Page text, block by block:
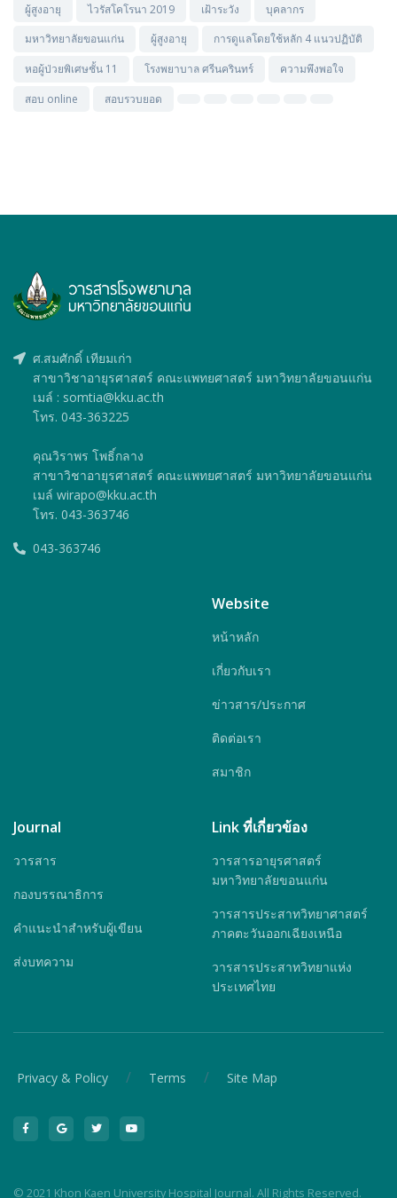
ผู้สูงอายุ ไวรัสโคโรนา 2019 เฝ้าระวัง
บุคลากร
มหาวิทยาลัยขอนแก่น
ผู้สูงอายุ
การดูแลโดยใช้หลัก 4 แนวปฏิบัติ
หอผู้ป่วยพิเศษชั้น 11
โรงพยาบาล ศรีนครินทร์
ความพึงพอใจ
สอบ online
สอบรวบยอด
ศ.สมศักดิ์ เทียมเก่า
สาขาวิชาอายุรศาสตร์ คณะแพทยศาสตร์ มหาวิทยาลัยขอนแก่น
เมล์ : somtia@kku.ac.th
โทร. 043-363225
คุณวิราพร โพธิ์กลาง
สาขาวิชาอายุรศาสตร์ คณะแพทยศาสตร์ มหาวิทยาลัยขอนแก่น
เมล์ wirapo@kku.ac.th
โทร. 043-363746
043-363746
Website
หน้าหลัก
เกี่ยวกับเรา
ข่าวสาร/ประกาศ
ติดต่อเรา
สมาชิก
Journal
วารสาร
กองบรรณาธิการ
คำแนะนำสำหรับผู้เขียน
ส่งบทความ
Link ที่เกี่ยวข้อง
วารสารอายุรศาสตร์
มหาวิทยาลัยขอนแก่น
วารสารประสาทวิทยาศาสตร์
ภาคตะวันออกเฉียงเหนือ
วารสารประสาทวิทยาแห่ง
ประเทศไทย
Privacy & Policy / Terms / Site Map
© 2021 Khon Kaen University Hospital Journal. All Rights Reserved.